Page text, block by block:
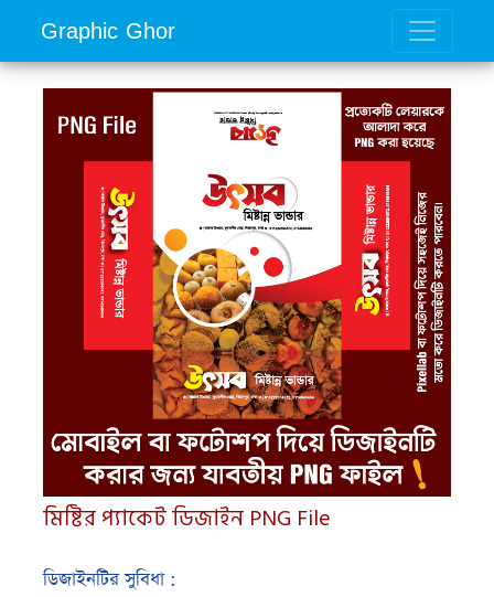
Graphic Ghor
মিষ্টির প্যাকেট ডিজাইন PNG File
ডিজাইনটির সুবিধা :